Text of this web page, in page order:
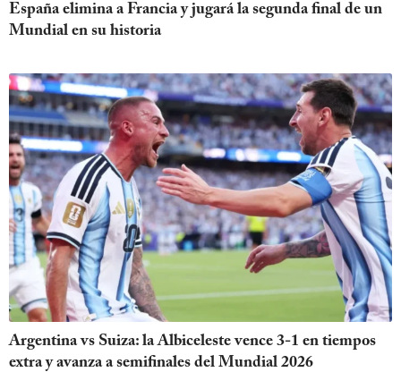
España elimina a Francia y jugará la segunda final de un
Mundial en su historia
Argentina vs Suiza: la Albiceleste vence 3-1 en tiempos
extra y avanza a semifinales del Mundial 2026